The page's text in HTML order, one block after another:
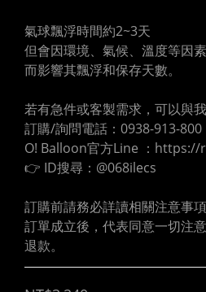
氣球飄浮時間約2~3天
但會因環境、氣候、溫度等因素
而影響其飄浮和保存天數。
若有急件或客製需求，可以與
訂購/詢問電話：0938-913-800
O! Balloon官方Line ：https://
👉 ID搜尋：@068ilecs
訂購前請務必詳讀相關注意事項
訂單成立後，代表同意一切注
退款。